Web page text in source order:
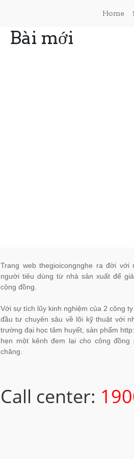
Home
Bài mới
Trang web thegioicongnghe ra đời
người tiêu dùng từ nhà sản xuất để
cộng đồng.
Với sự tích lũy kinh nghiệm của 2 công
đầu tư chuyên sâu về lõi kỹ thuật với
trường đại học tâm huyết, sản phẩm
hẹn một kênh đem lại cho công
chăng.
Call center: